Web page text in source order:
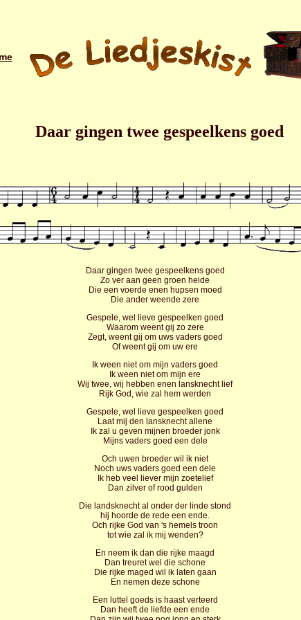
Daar gingen twee gespeelkens goed
Daar gingen twee gespeelkens goed
Zo ver aan geen groen heide
Die een voerde enen hupsen moed
Die ander weende zere
Gespele, wel lieve gespeelken goed
Waarom weent gij zo zere
Zegt, weent gij om uws vaders goed
Of weent gij om uw ere
Ik ween niet om mijn vaders goed
Ik ween niet om mijn ere
Wij twee, wij hebben enen lansknecht lief
Rijk God, wie zal hem werden
Gespele, wel lieve gespeelken goed
Laat mij den lansknecht allene
Ik zal u geven mijnen broeder jonk
Mijns vaders goed een dele
Och uwen broeder wil ik niet
Noch uws vaders goed een dele
Ik heb veel liever mijn zoetelief
Dan zilver of rood gulden
Die landsknecht al onder der linde stond
hij hoorde de rede een ende.
Och rijke God van 's hemels troon
tot wie zal ik mij wenden?
En neem ik dan die rijke maagd
Dan treuret wel die schone
Die rijke maged wil ik laten gaan
En nemen deze schone
Een luttel goeds is haast verteerd
Dan heeft de liefde een ende